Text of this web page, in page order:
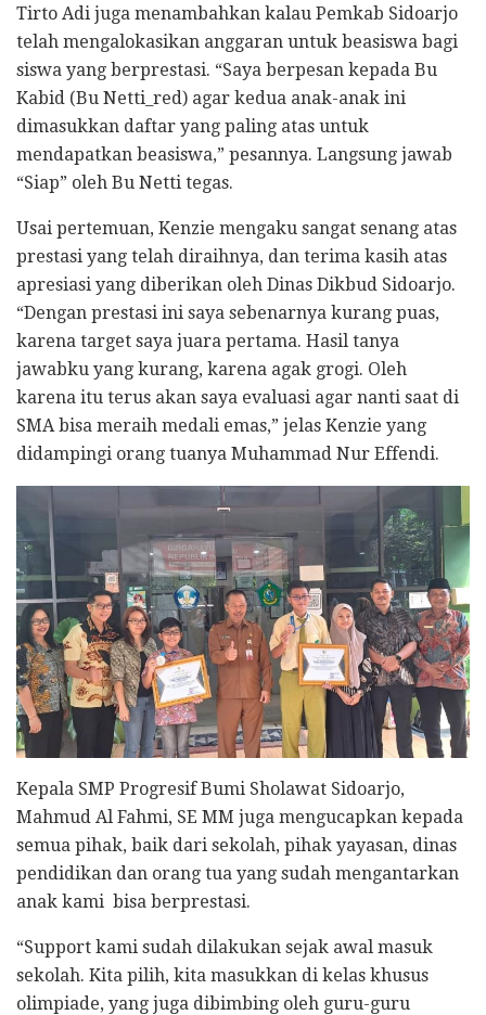
Tirto Adi juga menambahkan kalau Pemkab Sidoarjo
telah mengalokasikan anggaran untuk beasiswa bagi
siswa yang berprestasi. “Saya berpesan kepada Bu
Kabid (Bu Netti_red) agar kedua anak-anak ini
dimasukkan daftar yang paling atas untuk
mendapatkan beasiswa,” pesannya. Langsung jawab
“Siap” oleh Bu Netti tegas.
Usai pertemuan, Kenzie mengaku sangat senang atas
prestasi yang telah diraihnya, dan terima kasih atas
apresiasi yang diberikan oleh Dinas Dikbud Sidoarjo.
“Dengan prestasi ini saya sebenarnya kurang puas,
karena target saya juara pertama. Hasil tanya
jawabku yang kurang, karena agak grogi. Oleh
karena itu terus akan saya evaluasi agar nanti saat di
SMA bisa meraih medali emas,” jelas Kenzie yang
didampingi orang tuanya Muhammad Nur Effendi.
Kepala SMP Progresif Bumi Sholawat Sidoarjo,
Mahmud Al Fahmi, SE MM juga mengucapkan kepada
semua pihak, baik dari sekolah, pihak yayasan, dinas
pendidikan dan orang tua yang sudah mengantarkan
anak kami bisa berprestasi.
“Support kami sudah dilakukan sejak awal masuk
sekolah. Kita pilih, kita masukkan di kelas khusus
olimpiade, yang juga dibimbing oleh guru-guru